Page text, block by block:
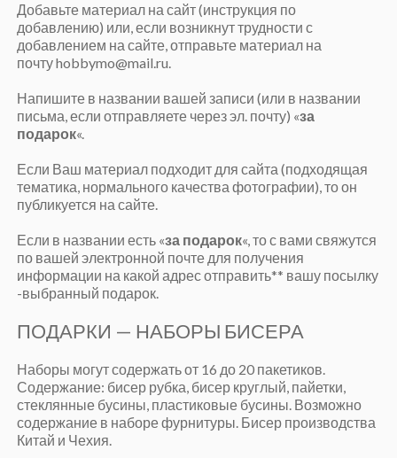
Добавьте материал на сайт (инструкция по
добавлению) или, если возникнут трудности с
добавлением на сайте, отправьте материал на
почтуhobbymo@mail.ru.
Напишите в названии вашей записи (или в названии
письма, если отправляете через эл. почту) «за
подарок«.
Если Ваш материал подходит для сайта (подходящая
тематика, нормального качества фотографии), то он
публикуется на сайте.
Если в названии есть «за подарок«, то с вами свяжутся
по вашей электронной почте для получения
информации на какой адрес отправить** вашу посылку
-выбранный подарок.
ПОДАРКИ — НАБОРЫ БИСЕРА
Наборы могут содержать от 16 до 20 пакетиков.
Содержание: бисер рубка, бисер круглый, пайетки,
стеклянные бусины, пластиковые бусины. Возможно
содержание в наборе фурнитуры. Бисер производства
Китай и Чехия.